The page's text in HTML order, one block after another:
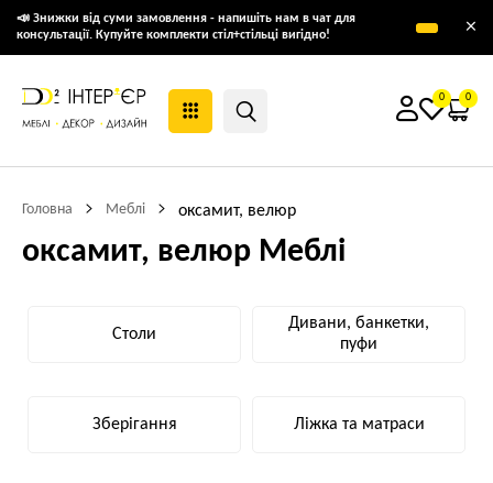
📣 Знижки від суми замовлення - напишіть нам в чат для
консультації. Купуйте комплекти стіл+стільці вигідно!
×
0 0
Головна Меблі оксамит, велюр
оксамит, велюр Меблі
Столи
Дивани, банкетки,
пуфи
Зберігання Ліжка та матраси